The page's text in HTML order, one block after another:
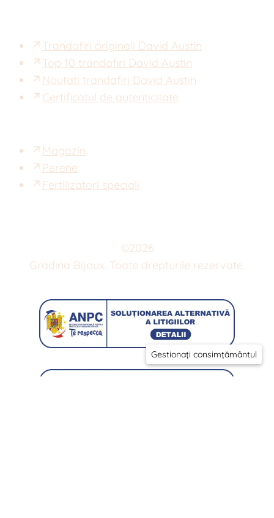
Trandafiri originali David Austin
Top 10 trandafiri David Austin
Noutati trandafiri David Austin
Certificatul de autenticitate
Magazin
Perene
Fertilizatori speciali
©2026
Gradina Bijoux. Toate drepturile rezervate.
Gestionați consimțământul